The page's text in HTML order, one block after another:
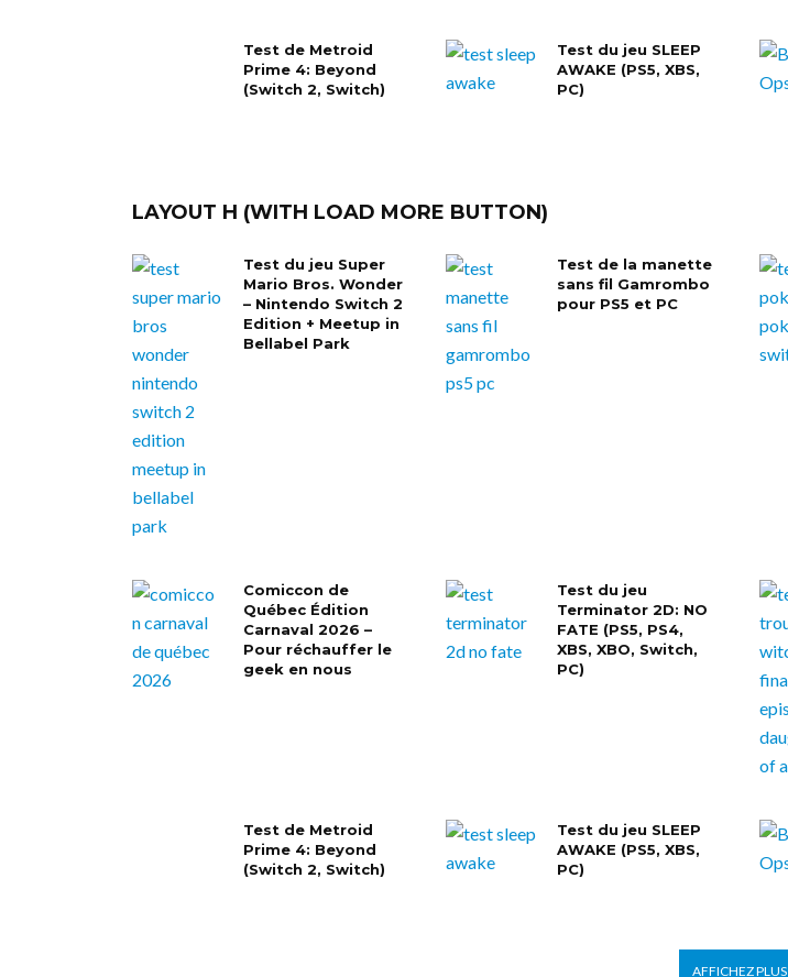
Test de Metroid
Prime 4: Beyond
(Switch 2, Switch)
Test du jeu SLEEP
AWAKE (PS5, XBS,
PC)
LAYOUT H (WITH LOAD MORE BUTTON)
Test du jeu Super
Mario Bros. Wonder
– Nintendo Switch 2
Edition + Meetup in
Bellabel Park
Test de la manette
sans fil Gamrombo
pour PS5 et PC
Comiccon de
Québec Édition
Carnaval 2026 –
Pour réchauffer le
geek en nous
Test du jeu
Terminator 2D: NO
FATE (PS5, PS4,
XBS, XBO, Switch,
PC)
Test de Metroid
Prime 4: Beyond
(Switch 2, Switch)
Test du jeu SLEEP
AWAKE (PS5, XBS,
PC)
AFFICHEZ PLUS